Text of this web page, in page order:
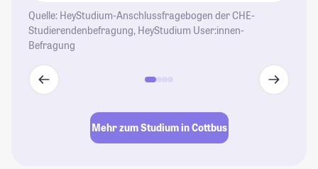
Quelle: HeyStudium-Anschlussfragebogen der CHE-
Studierendenbefragung, HeyStudium User:innen-
Befragung
Mehr zum Studium in Cottbus